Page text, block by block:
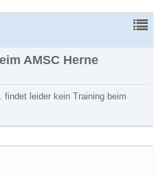
AMSC Herne
leider kein Training beim